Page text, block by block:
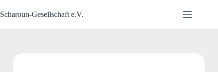
Inhalt
Scharoun-Gesellschaft e.V.